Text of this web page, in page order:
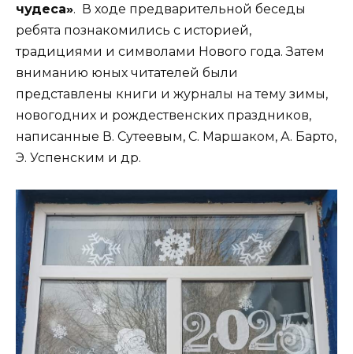
чудеса». В ходе предварительной беседы
ребята познакомились с историей,
традициями и символами Нового года. Затем
вниманию юных читателей были
представлены книги и журналы на тему зимы,
новогодних и рождественских праздников,
написанные В. Сутеевым, С. Маршаком, А. Барто,
Э. Успенским и др.